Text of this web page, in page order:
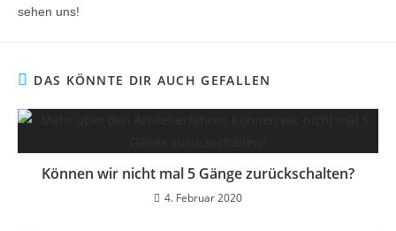
sehen uns!
DAS KÖNNTE DIR AUCH GEFALLEN
Können wir nicht mal 5 Gänge zurückschalten?
4. Februar 2020